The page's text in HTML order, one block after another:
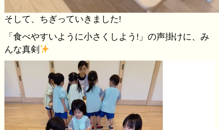
そして、ちぎっていきました!
「食べやすいように小さくしよう!」の声掛けに、み
んな真剣